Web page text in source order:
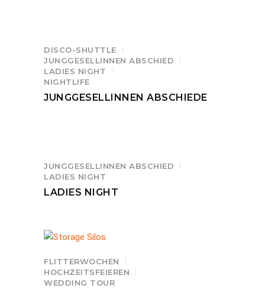
DISCO-SHUTTLE
JUNGGESELLINNEN ABSCHIED
LADIES NIGHT
NIGHTLIFE
JUNGGESELLINNEN ABSCHIEDE
JUNGGESELLINNEN ABSCHIED
LADIES NIGHT
LADIES NIGHT
FLITTERWOCHEN
HOCHZEITSFEIEREN
WEDDING TOUR